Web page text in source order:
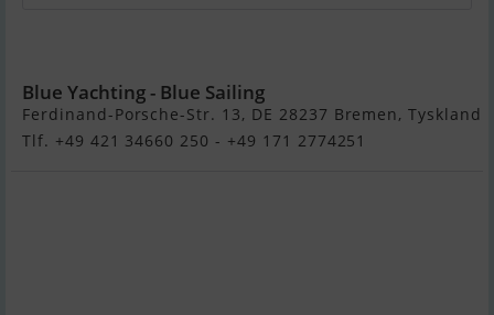
Blue Yachting - Blue Sailing
Ferdinand-Porsche-Str. 13, DE 28237 Bremen, Tyskland
Tlf. +49 421 34660 250 - +49 171 2774251